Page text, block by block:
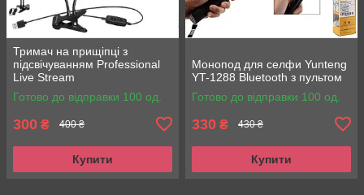
Тримач на прищіпці з
підсвічуванням Professional
Live Stream
Готово до відправки 100 од.
300 ₴ 400 ₴
Купити
Монопод для селфи Yunteng
YT-1288 Bluetooth з пультом
Готово до відправки 100 од.
330 ₴ 430 ₴
Купити